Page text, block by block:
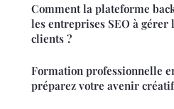
Comment la plateforme
les entreprises SEO à gérer
clients ?
Formation professionnelle
préparez votre avenir créatif